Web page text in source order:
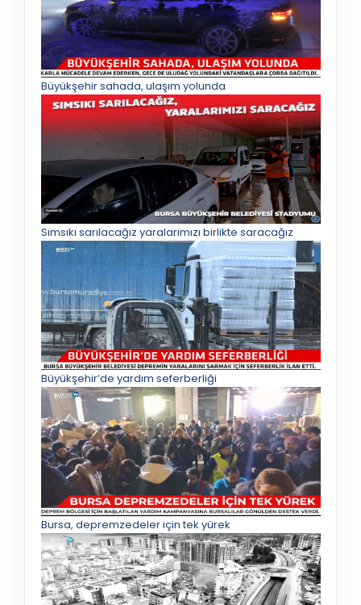
Büyükşehir sahada, ulaşım yolunda
Sımsıkı sarılacağız yaralarımızı birlikte saracağız
Büyükşehir’de yardım seferberliği
Bursa, depremzedeler için tek yürek